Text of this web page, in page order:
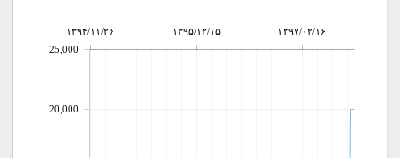
۱۳۹۴/۱۱/۲۶ ۱۳۹۵/۱۲/۱۵ ۱۳۹۷/۰۲/۱۶
20,000
25,000